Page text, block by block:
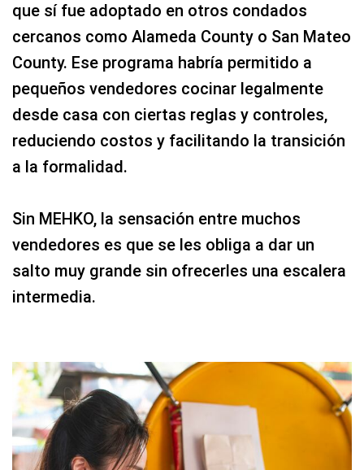
que sí fue adoptado en otros condados
cercanos como Alameda County o San Mateo
County. Ese programa habría permitido a
pequeños vendedores cocinar legalmente
desde casa con ciertas reglas y controles,
reduciendo costos y facilitando la transición
a la formalidad.
Sin MEHKO, la sensación entre muchos
vendedores es que se les obliga a dar un
salto muy grande sin ofrecerles una escalera
intermedia.